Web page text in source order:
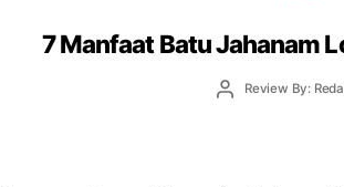
7 Manfaat Batu Jahanam
PostReview By: